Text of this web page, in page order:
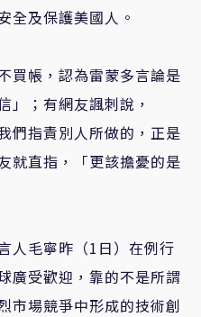
全及保護美國人。
買帳，認為雷蒙多言論是
」；有網友諷刺說，
們指責別人所做的，正是
就直指，「更該擔憂的是
人毛寧昨（1日）在例行
廣受歡迎，靠的不是所謂
市場競爭中形成的技術創